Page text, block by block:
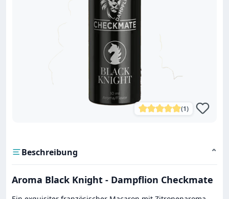
Durchschnittliche
(1)
Beschreibung ⌄
Aroma Black Knight - Dampflion Checkmate